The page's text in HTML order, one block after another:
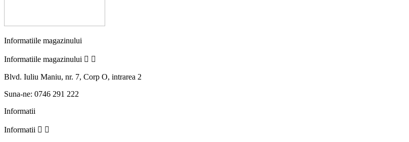
Informatiile magazinului
Informatiile magazinului  
Blvd. Iuliu Maniu, nr. 7, Corp O, intrarea 2
Suna-ne: 0746 291 222
Informatii
Informatii  